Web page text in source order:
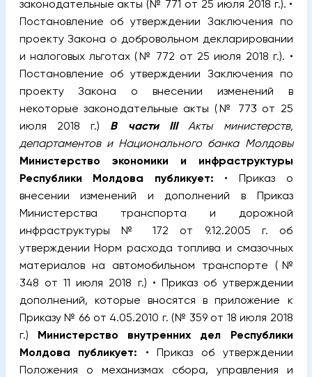
законодательные акты (№ 771 от 25 июля 2018 г.). •
Постановление об утверждении Заключения по
проекту Закона о добровольном декларировании
и налоговых льготах (№ 772 от 25 июля 2018 г.). •
Постановление об утверждении Заключения по
проекту Закона о внесении изменений в
некоторые законодательные акты (№ 773 от 25
июля 2018 г.) В части IIIАкты министерств,
департаментов и Национального банка Молдовы
Министерство экономики и инфраструктуры
Республики Молдова публикует: • Приказ о
внесении изменений и дополнений в Приказ
Министерства транспорта и дорожной
инфраструктуры № 172 от 9.12.2005 г. об
утверждении Норм расхода топлива и смазочных
материалов на автомобильном транспорте (№
348 от 11 июля 2018 г.) • Приказ об утверждении
дополнений, которые вносятся в приложение к
Приказу № 66 от 4.05.2010 г. (№ 359 от 18 июля 2018
г.) Министерство внутренних дел Республики
Молдова публикует: • Приказ об утверждении
Положения о механизмах сбора, управления и